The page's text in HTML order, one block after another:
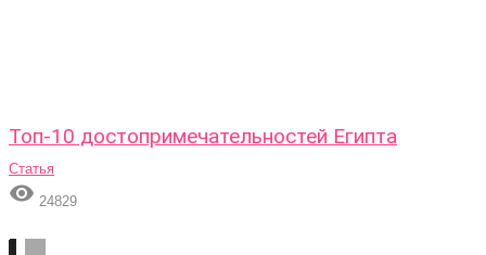
Топ-10 достопримечательностей Египта
Статья
 24829